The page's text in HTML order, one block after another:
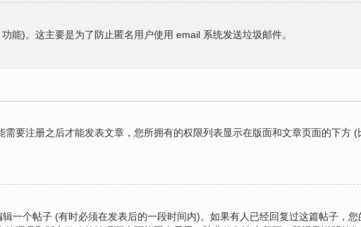
能)。这主要是为了防止匿名用户使用 email 系统发送垃圾邮件。
要注册之后才能发表文章，您所拥有的权限列表显示在版面和文章页面的下方
一个帖子 (有时必须在发表后的一段时间内)。如果有人已经回复过这篇帖子，